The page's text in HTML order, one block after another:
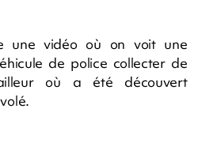
une vidéo où on voit une
de police collecter de
où a été découvert